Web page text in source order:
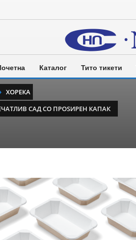
Каталог Тито тикети
ХОРЕКА
САД СО ПРОЅИРЕН КАПАК